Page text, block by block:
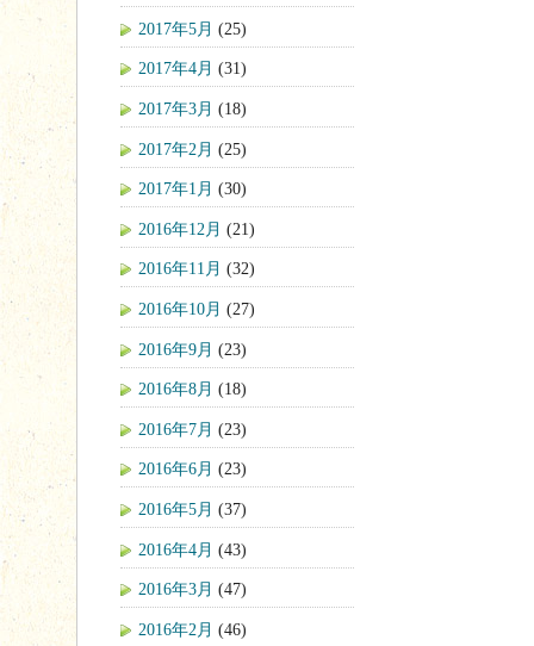
2017年5月 (25)
2017年4月 (31)
2017年3月 (18)
2017年2月 (25)
2017年1月 (30)
2016年12月 (21)
2016年11月 (32)
2016年10月 (27)
2016年9月 (23)
2016年8月 (18)
2016年7月 (23)
2016年6月 (23)
2016年5月 (37)
2016年4月 (43)
2016年3月 (47)
2016年2月 (46)